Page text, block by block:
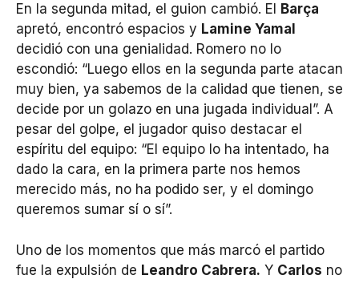
En la segunda mitad, el guion cambió. El
Barça
apretó, encontró espacios y Lamine Yamal
decidió con una genialidad. Romero no lo
escondió: “Luego ellos en la segunda parte atacan
muy bien, ya sabemos de la calidad que tienen, se
decide por un golazo en una jugada individual”. A
pesar del golpe, el jugador quiso destacar el
espíritu del equipo: “El equipo lo ha intentado, ha
dado la cara, en la primera parte nos hemos
merecido más, no ha podido ser, y el domingo
queremos sumar sí o sí”.
Uno de los momentos que más marcó el partido
fue la expulsión de Leandro Cabrera. Y Carlos no